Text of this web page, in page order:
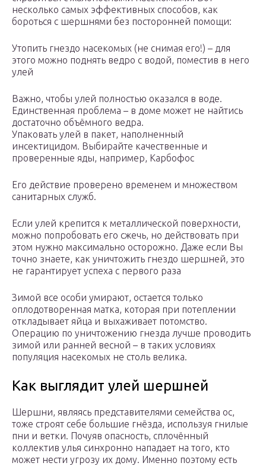
несколько самых эффективных способов, как
бороться с шершнями без посторонней помощи:
Утопить гнездо насекомых (не снимая его!) – для
этого можно поднять ведро с водой, поместив в него
улей
Важно, чтобы улей полностью оказался в воде.
Единственная проблема – в доме может не найтись
достаточно объёмного ведра.
Упаковать улей в пакет, наполненный
инсектицидом. Выбирайте качественные и
проверенные яды, например, Карбофос
Его действие проверено временем и множеством
санитарных служб.
Если улей крепится к металлической поверхности,
можно попробовать его сжечь, но действовать при
этом нужно максимально осторожно. Даже если Вы
точно знаете, как уничтожить гнездо шершней, это
не гарантирует успеха с первого раза
Зимой все особи умирают, остается только
оплодотворенная матка, которая при потеплении
откладывает яйца и выхаживает потомство.
Операцию по уничтожению гнезда лучше проводить
зимой или ранней весной – в таких условиях
популяция насекомых не столь велика.
Как выглядит улей шершней
Шершни, являясь представителями семейства ос,
тоже строят себе большие гнёзда, используя гнилые
пни и ветки. Почуяв опасность, сплочённый
коллектив улья синхронно нападает на того, кто
может нести угрозу их дому. Именно поэтому есть